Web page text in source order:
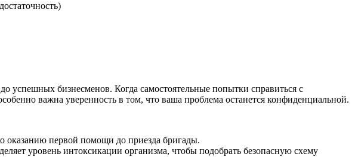
успешных бизнесменов. Когда самостоятельные попытки справиться с
важна уверенность в том, что ваша проблема останется конфиденциальной.
оказанию первой помощи до приезда бригады.
уровень интоксикации организма, чтобы подобрать безопасную схему